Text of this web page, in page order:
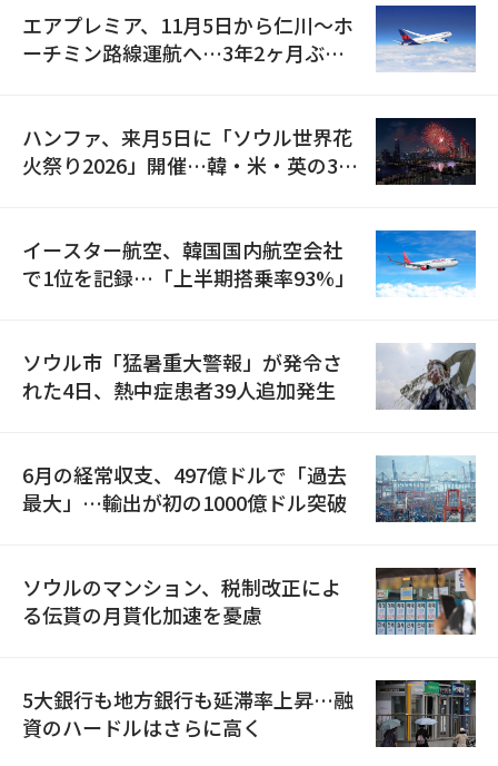
エアプレミア、11月5日から仁川〜ホ
ーチミン路線運航へ…3年2ヶ月ぶり
ハンファ、来月5日に「ソウル世界花
火祭り2026」開催…韓・米・英の3カ
イースター航空、韓国国内航空会社
で1位を記録…「上半期搭乗率93%」
ソウル市「猛暑重大警報」が発令さ
れた4日、熱中症患者39人追加発生
6月の経常収支、497億ドルで「過去
最大」…輸出が初の1000億ドル突破
ソウルのマンション、税制改正によ
る伝貰の月貰化加速を憂慮
5大銀行も地方銀行も延滞率上昇…融
資のハードルはさらに高く